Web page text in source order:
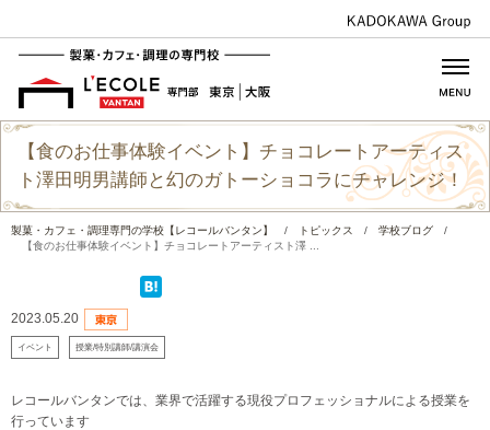
【食のお仕事体験イベント】チョコレートアーティス
ト澤田明男講師と幻のガトーショコラにチャレンジ！
製菓・カフェ・調理専門の学校【レコールバンタン】 / トピックス / 学校ブログ
/
【食のお仕事体験イベント】チョコレートアーティスト澤 ...
2023.05.20
イベント 授業/特別講師/講演会
レコールバンタンでは、業界で活躍する現役プロフェッショナルによる授業を
行っています